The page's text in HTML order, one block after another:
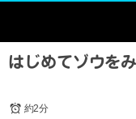
はじめてゾウを
約2分